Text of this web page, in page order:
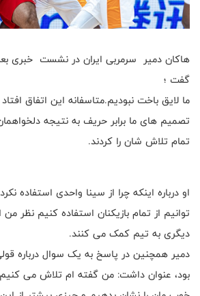
هاکان دمیر سرمربی ایران در نشست خبری
گفت ؛
ما لایق باخت نبودیم.متاسفانه این اتفاق
تصمیم های ما برابر حریف به نتیجه
تمام تلاش شان را کردند.
او درباره اینکه چرا از سینا واحدی استفاده
توانیم از تمام بازیکنان استفاده کنیم نظر
دیگری به تیم کمک می کنند.
دمیر همچنین در پاسخ به یک سوال درباره
بود، عنوان داشت: من گفته ام تلاش می کنیم